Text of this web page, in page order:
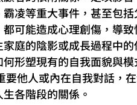
凌等重大事件，甚至包
可能造成心理創傷，導
庭的陰影或成長過程中
形塑現有的自我面貌與
他人或內在自我對話，
各階段的關係。